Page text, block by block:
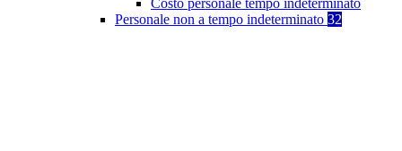
Costo personale tempo indeterminato
Personale non a tempo indeterminato 32